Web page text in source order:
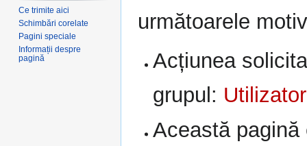
următoarele
Acțiunea
grupul:
Această
Ce trimite aici
Schimbări corelate
Pagini speciale
Informații despre
pagină